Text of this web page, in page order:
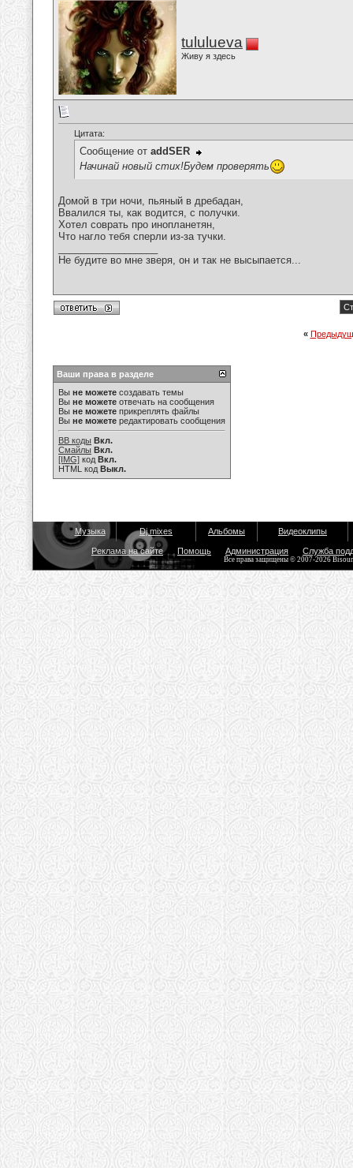
tululueva
Живу я здесь
Цитата:
Сообщение от addSER
Начинай новый стих!Будем проверять
Домой в три ночи, пьяный в дребадан,
Ввалился ты, как водится, с получки.
Хотел соврать про инопланетян,
Что нагло тебя сперли из-за тучки.
Не будите во мне зверя, он и так не высыпается...
«
Ваши права в разделе
Вы не можете создавать темы
Вы не можете отвечать на сообщения
Вы не можете прикреплять файлы
Вы не можете редактировать сообщения
BB коды Вкл.
Смайлы Вкл.
[IMG] код Вкл.
HTML код Выкл.
Музыка Dj mixes Альбомы Видеоклипы
Реклама на сайте Помощь Администрация Служба
Все права защищены © 2007-2026